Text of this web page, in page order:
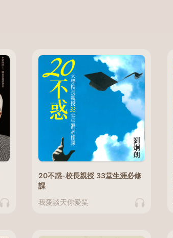
20不惑-校長親授 33堂生涯必修
課
我愛談天你愛笑